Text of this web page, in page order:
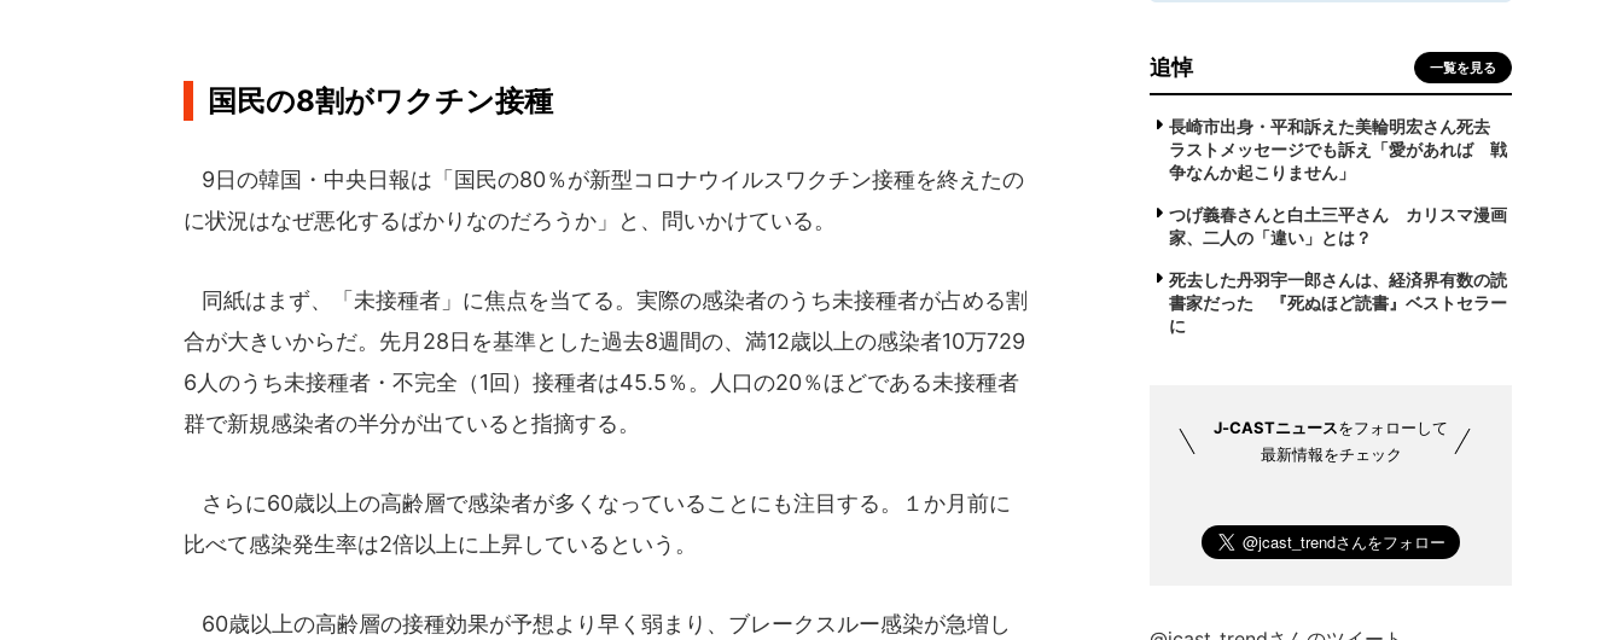
国民の8割がワクチン接種
9日の韓国・中央日報は「国民の80％が新型コロナウイルスワクチン接種を終えたの
に状況はなぜ悪化するばかりなのだろうか」と、問いかけている。
同紙はまず、「未接種者」に焦点を当てる。実際の感染者のうち未接種者が占める割
合が大きいからだ。先月28日を基準とした過去8週間の、満12歳以上の感染者10万729
6人のうち未接種者・不完全（1回）接種者は45.5％。人口の20％ほどである未接種者
群で新規感染者の半分が出ていると指摘する。
さらに60歳以上の高齢層で感染者が多くなっていることにも注目する。１か月前に
比べて感染発生率は2倍以上に上昇しているという。
60歳以上の高齢層の接種効果が予想より早く弱まり、ブレークスルー感染が急増し
追悼 一覧を見る
長崎市出身・平和訴えた美輪明宏さん死去
ラストメッセージでも訴え「愛があれば 戦
争なんか起こりません」
つげ義春さんと白土三平さん カリスマ漫画
家、二人の「違い」とは？
死去した丹羽宇一郎さんは、経済界有数の読
書家だった 『死ぬほど読書』ベストセラー
に
J-CASTニュースをフォローして
最新情報をチェック